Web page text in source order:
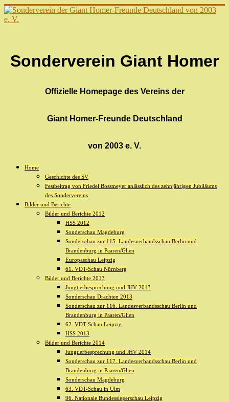
Sonderverein Giant Homer
Offizielle Homepage des Vereins der
Giant Homer-Freunde Deutschland
von 2003 e. V.
Home
Geschichte des SV
Festbeitrag von Friedel Bossmeyer anlässlich des zehnjährigen Jubiläums
des Sondervereins
Bilder und Berichte
Bilder und Berichte 2012
HSS 2012
Sonderschau Magdeburg
Sonderschau zur 115. Landesverbandsschau Berlin und
Brandenburg in Paaren/Glien
Europaschau Leipzig
61. VDT-Schau Nürnberg
Bilder und Berichte 2013
Jungtierbesprechung und JHV 2013
Sonderschau Drachten 2013
Sonderschau zur 116. Landesverbandsschau Berlin und
Brandenburg in Paaren/Glien
62. VDT-Schau Leipzig
HSS 2013
Bilder und Berichte 2014
Jungtierbesprechung und JHV 2014
Sonderschau zur 117. Landesverbandsschau Berlin und
Brandenburg in Paaren/Glien
Sonderschau Magdeburg
63. VDT-Schau in Ulm
96. Nationale Bundessiegerschau Leipzig